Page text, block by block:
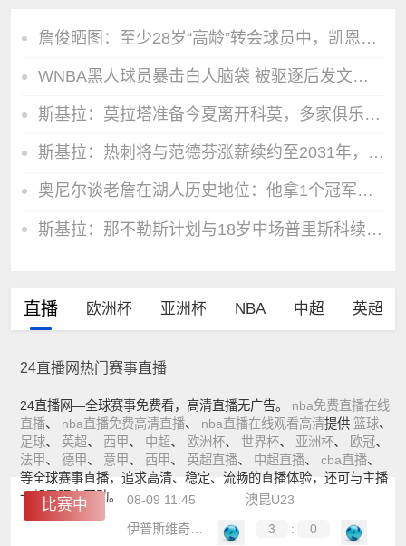
詹俊晒图：至少28岁“高龄”转会球员中，凯恩C罗应该是最成功的
WNBA黑人球员暴击白人脑袋 被驱逐后发文：白人有特权！
斯基拉：莫拉塔准备今夏离开科莫，多家俱乐部对他感兴趣
斯基拉：热刺将与范德芬涨薪续约至2031年，含延长至2032年选项
奥尼尔谈老詹在湖人历史地位：他拿1个冠军能上桌 但坐不了中间位
斯基拉：那不勒斯计划与18岁中场普里斯科续签长约
直播 欧洲杯 亚洲杯 NBA 中超 英超
24直播网热门赛事直播
24直播网—全球赛事免费看，高清直播无广告。 nba免费直播在线
直播、 nba直播免费高清直播、 nba直播在线观看高清提供 篮球、
足球、 英超、 西甲、 中超、 欧洲杯、 世界杯、 亚洲杯、 欧冠、
法甲、 德甲、 意甲、 西甲、 英超直播、 中超直播、 cba直播、
等全球赛事直播，追求高清、稳定、流畅的直播体验，还可与主播
一起零距离互动。
比赛中 08-09 11:45
澳昆U23
伊普斯维奇FC U23
3 :
0